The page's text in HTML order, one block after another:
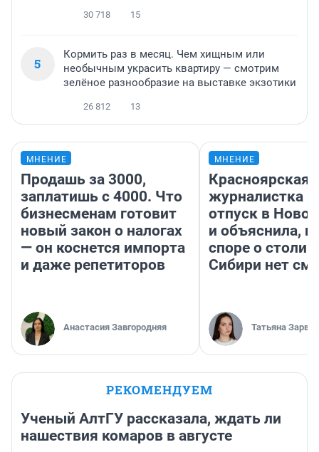
30 718 15
5
Кормить раз в месяц. Чем хищным или
необычным украсить квартиру — смотрим
зелёное разнообразие на выставке экзотики
26 812 13
МНЕНИЕ
Продашь за 3000,
заплатишь с 4000. Что
бизнесменам готовит
новый закон о налогах
— он коснется импорта
и даже репетиторов
Анастасия Завгородняя
МНЕНИЕ
Красноярская
журналистка
отпуск в
и объяснила,
споре о
Сибири нет
Татьяна Зарва
РЕКОМЕНДУЕМ
Ученый АлтГУ рассказала, ждать ли
нашествия комаров в августе